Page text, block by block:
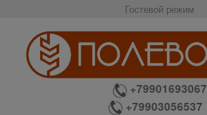
Гостевой режим
+79901693067
+79903056537